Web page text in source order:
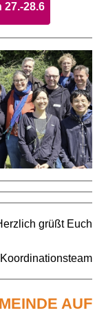
28.6.
grüßt Euch,
AUF